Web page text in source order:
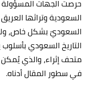
حرصت الجهات المسؤولة
السعودية وتراثها
السعوديّ بشكل خاص،
التاريخ السعودي
متحف إثراء، والذي
في سطور المقال أدناه.